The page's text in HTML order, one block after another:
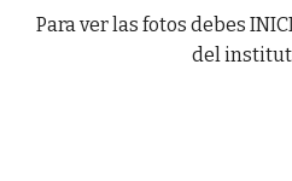
Para ver las fotos debes
del